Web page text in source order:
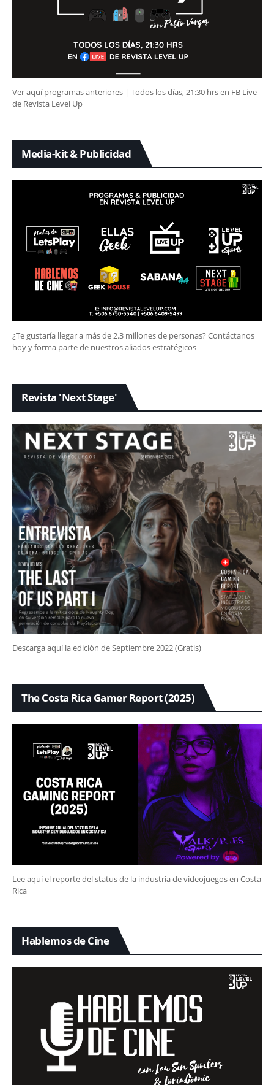
Ver aquí programas anteriores | Todos los días, 21:30 hrs en FB Live
de Revista Level Up
Media-kit & Publicidad
¿Te gustaría llegar a más de 2.3 millones de personas? Contáctanos
hoy y forma parte de nuestros aliados estratégicos
Revista 'Next Stage'
Descarga aquí la edición de Septiembre 2022 (Gratis)
The Costa Rica Gamer Report (2025)
Lee aquí el reporte del status de la industria de videojuegos en Costa
Rica
Hablemos de Cine